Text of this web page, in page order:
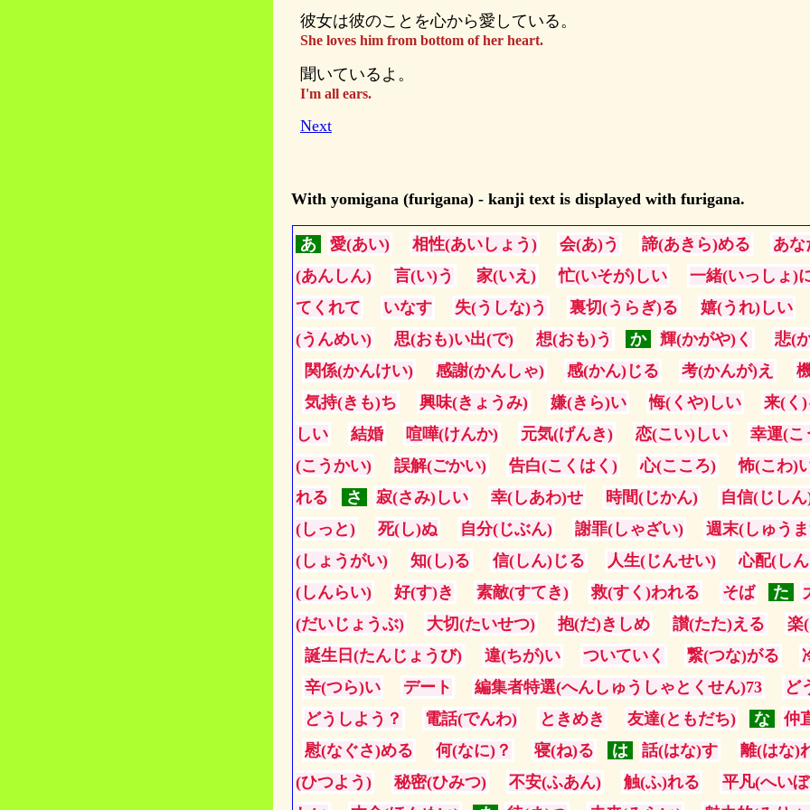
彼女は彼のことを心から愛している。
She loves him from bottom of her heart.
聞いているよ。
I'm all ears.
Next
With yomigana (furigana) - kanji text is displayed with furigana.
あ 愛(あい) 相性(あいしょう) 会(あ)う 諦(あきら)める
あな
(あんしん)
言(い)う 家(いえ) 忙(いそが)しい
一緒(いっしょ)
てくれて
いなす 失(うしな)う 裏切(うらぎ)る
嬉(うれ)しい
(うんめい)
思(おも)い出(で) 想(おも)う か 輝(かがや)く
悲(
関係(かんけい)
感謝(かんしゃ) 感(かん)じる 考(かんが)え
気持(きも)ち
興味(きょうみ) 嫌(きら)い 悔(くや)しい
来(く
しい
結婚 喧嘩(けんか) 元気(げんき) 恋(こい)しい
幸運(こ
(こうかい)
誤解(ごかい) 告白(こくはく) 心(こころ)
怖(こわ)
れる
さ 寂(さみ)しい 幸(しあわ)せ 時間(じかん)
自信(じし
(しっと)
死(し)ぬ 自分(じぶん) 謝罪(しゃざい)
週末(しゅう
(しょうがい)
知(し)る 信(しん)じる 人生(じんせい)
心配(し
(しんらい)
好(す)き 素敵(すてき) 救(すく)われる そば た
(だいじょうぶ)
大切(たいせつ) 抱(だ)きしめ 讃(たた)える
楽
誕生日(たんじょうび)
違(ちが)い ついていく 繋(つな)がる
辛(つら)い
デート 編集者特選(へんしゅうしゃとくせん)73
ど
どうしよう？
電話(でんわ) ときめき 友達(ともだち) な
仲
慰(なぐさ)める
何(なに)？ 寝(ね)る は 話(はな)す
離(はな)
(ひつよう)
秘密(ひみつ) 不安(ふあん) 触(ふ)れる
平凡(へい